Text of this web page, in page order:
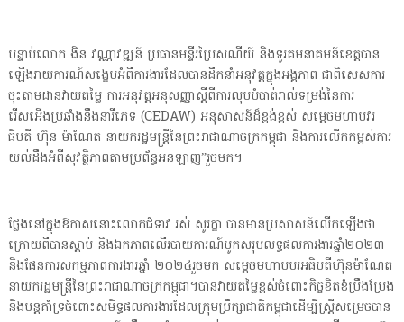
បន្ទាប់លោក ងិន វណ្ណាវឌ្ឍន៍ ប្រធានមន្ទីរប្រៃសណីយ៍ និងទូរគមនាគមន៍ខេត្តបាន
ឡើងរាយការណ៍សង្ខេបអំពីការងារដែលបានដឹកនាំអនុវត្តក្នុងអង្គភាព ជាពិសេសការ
ចុះតាមដានវាយតម្លៃ ការអនុវត្តអនុសញ្ញាស្តីពីការលុបបំបាត់រាល់ទម្រង់នៃការ
រើសអើងប្រឆាំងនឹងនារីភេទ (CEDAW) អនុសាសន៍ដ៏ខ្ពង់ខ្ពស់ សម្តេចមហាបវរ
ធិបតី ហ៊ុន ម៉ាណែត នាយករដ្ឋមន្ត្រីនៃព្រះរាជាណាចក្រកម្ពុជា និងការលើកកម្ពស់ការ
យល់ដឹងអំពីសុវត្ថិភាពតាមប្រព័ន្ធអនឡាញ”រួចមក។
ថ្លែងនៅក្នុងឱកាសនោះលោកជំទាវ រស់ សូរក្ខា បានមានប្រសាសន៍លើកឡើងថា
ក្រោយពីបានស្ដាប់ និងឯកភាពលើរបាយការណ៍បូកសរុបលទ្ធផលការងារឆ្នាំ២០២៣
និងផែនការសកម្មភាពការងារឆ្នាំ ២០២៤រួចមក សម្ដេចមហាបបរអធិបតីហ៊ុនម៉ាណែត
នាយករដ្ឋមន្ត្រីនៃព្រះរាជាណាចក្រកម្ពុជា។បានវាយតម្លៃខ្ពស់ចំពោះកិច្ចខិតខំប្រឹងប្រែង
និងបន្តគាំទ្រចំពោះសមិទ្ធផលការងារដែលក្រុមប្រឹក្សាជាតិកម្ពុជាដើម្បីស្ត្រីសម្រេចបាន